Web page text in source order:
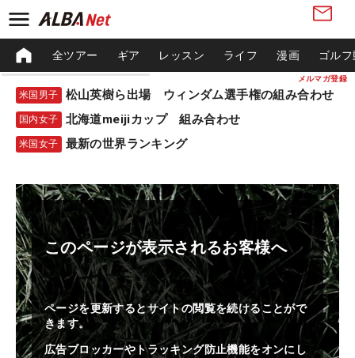
メルマガ登録
全ツアー ギア レッスン ライフ 漫画 ゴル
米国男子 松山英樹ら出場 ウィンダム選手権の組み合わせ
国内女子 北海道meijiカップ 組み合わせ
米国女子 最新の世界ランキング
このページが表示されるお客様へ
ページを更新するとサイトの閲覧を続けることがで
きます。
広告ブロッカーやトラッキング防止機能をオンにし